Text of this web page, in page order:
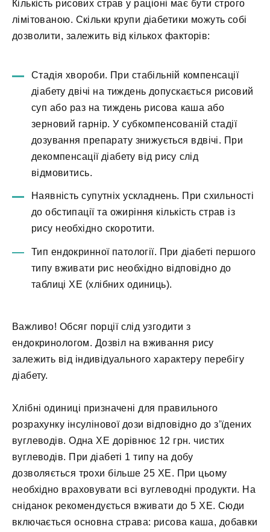
Кількість рисових страв у раціоні має бути строго
лімітованою. Скільки крупи діабетики можуть собі
дозволити, залежить від кількох факторів:
Стадія хвороби. При стабільній компенсації
діабету двічі на тиждень допускається рисовий
суп або раз на тиждень рисова каша або
зерновий гарнір. У субкомпенсованій стадії
дозування препарату знижується вдвічі. При
декомпенсації діабету від рису слід
відмовитись.
Наявність супутніх ускладнень. При схильності
до обстипації та ожиріння кількість страв із
рису необхідно скоротити.
Тип ендокринної патології. При діабеті першого
типу вживати рис необхідно відповідно до
таблиці ХЕ (хлібних одиниць).
Важливо! Обсяг порції слід узгодити з
ендокринологом. Дозвіл на вживання рису
залежить від індивідуального характеру перебігу
діабету.
Хлібні одиниці призначені для правильного
розрахунку інсулінової дози відповідно до з’їдених
вуглеводів. Одна ХЕ дорівнює 12 грн. чистих
вуглеводів. При діабеті 1 типу на добу
дозволяється трохи більше 25 ХЕ. При цьому
необхідно враховувати всі вуглеводні продукти. На
сніданок рекомендується вживати до 5 ХЕ. Сюди
включається основна страва: рисова каша, добавки